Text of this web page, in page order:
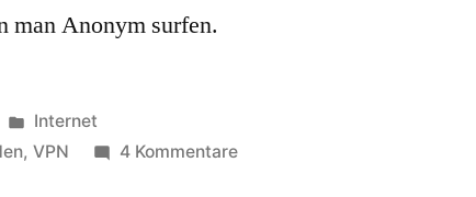
man Anonym surfen.
Veröffentlicht
unter
Internet
,VPN 4 Kommentarezu